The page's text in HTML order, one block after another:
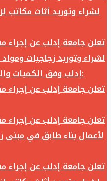
لشراء وتوريد أثاث مكاتب
تعلن جامعة إدلب عن إجراء
لشراء وتوريد زجاجيات
إدلب وفق الكميات والمواصفات المحددة أدناه:
تعلن جامعة إدلب عن إجراء
تعلن جامعة إدلب عن إجراء
لأعمال بناء طابق في
تعلن جامعة إدلب عن إجراء